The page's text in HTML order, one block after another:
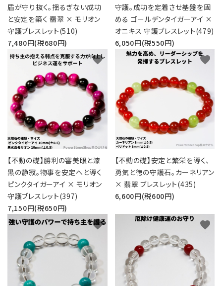
盾が守り抜く。揺るぎない成功
と安定を築く 翡翠 × モリオン
守護ブレスレット(510)
7,480円(税680円)
守護。成功を定着させ基盤を固
める ゴールデンタイガーアイ ×
オニキス 守護ブレスレット(479)
6,050円(税550円)
【不動の礎】勝利の審美眼と漆
黒の静寂。物事を安定へと導く
ピンクタイガーアイ × モリオン
守護ブレスレット(397)
7,150円(税650円)
favorite
【不動の礎】安定と繁栄を導く、
勇気と徳の守護石。カーネリアン
× 翡翠 ブレスレット(435)
6,600円(税600円)
favorite
favorite favorite